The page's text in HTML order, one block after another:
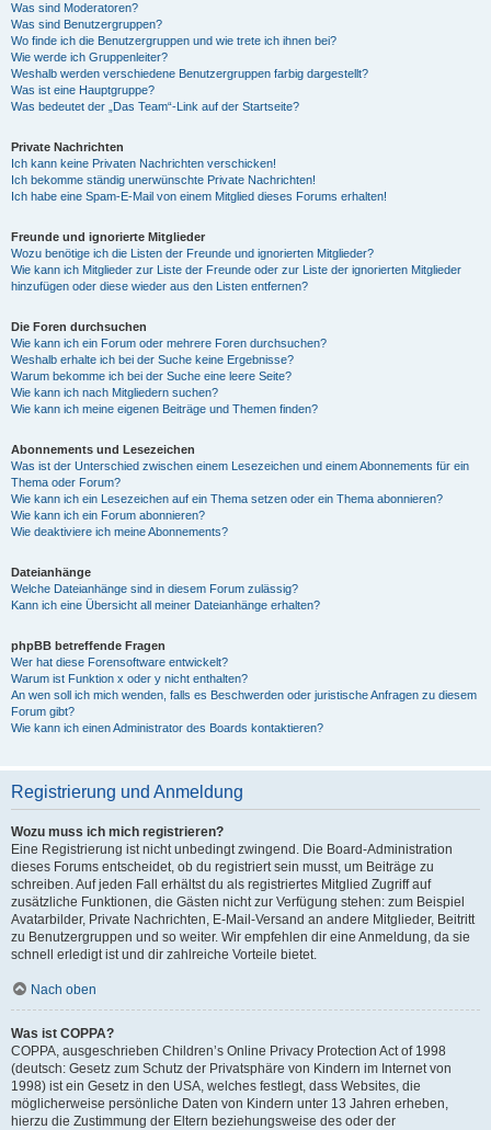
Was sind Moderatoren?
Was sind Benutzergruppen?
Wo finde ich die Benutzergruppen und wie trete ich ihnen bei?
Wie werde ich Gruppenleiter?
Weshalb werden verschiedene Benutzergruppen farbig dargestellt?
Was ist eine Hauptgruppe?
Was bedeutet der „Das Team“-Link auf der Startseite?
Private Nachrichten
Ich kann keine Privaten Nachrichten verschicken!
Ich bekomme ständig unerwünschte Private Nachrichten!
Ich habe eine Spam-E-Mail von einem Mitglied dieses Forums erhalten!
Freunde und ignorierte Mitglieder
Wozu benötige ich die Listen der Freunde und ignorierten Mitglieder?
Wie kann ich Mitglieder zur Liste der Freunde oder zur Liste der ignorierten Mitglieder
hinzufügen oder diese wieder aus den Listen entfernen?
Die Foren durchsuchen
Wie kann ich ein Forum oder mehrere Foren durchsuchen?
Weshalb erhalte ich bei der Suche keine Ergebnisse?
Warum bekomme ich bei der Suche eine leere Seite?
Wie kann ich nach Mitgliedern suchen?
Wie kann ich meine eigenen Beiträge und Themen finden?
Abonnements und Lesezeichen
Was ist der Unterschied zwischen einem Lesezeichen und einem Abonnements für ein
Thema oder Forum?
Wie kann ich ein Lesezeichen auf ein Thema setzen oder ein Thema abonnieren?
Wie kann ich ein Forum abonnieren?
Wie deaktiviere ich meine Abonnements?
Dateianhänge
Welche Dateianhänge sind in diesem Forum zulässig?
Kann ich eine Übersicht all meiner Dateianhänge erhalten?
phpBB betreffende Fragen
Wer hat diese Forensoftware entwickelt?
Warum ist Funktion x oder y nicht enthalten?
An wen soll ich mich wenden, falls es Beschwerden oder juristische Anfragen zu diesem
Forum gibt?
Wie kann ich einen Administrator des Boards kontaktieren?
Registrierung und Anmeldung
Wozu muss ich mich registrieren?
Eine Registrierung ist nicht unbedingt zwingend. Die Board-Administration
dieses Forums entscheidet, ob du registriert sein musst, um Beiträge zu
schreiben. Auf jeden Fall erhältst du als registriertes Mitglied Zugriff auf
zusätzliche Funktionen, die Gästen nicht zur Verfügung stehen: zum Beispiel
Avatarbilder, Private Nachrichten, E-Mail-Versand an andere Mitglieder, Beitritt
zu Benutzergruppen und so weiter. Wir empfehlen dir eine Anmeldung, da sie
schnell erledigt ist und dir zahlreiche Vorteile bietet.
Nach oben
Was ist COPPA?
COPPA, ausgeschrieben Children’s Online Privacy Protection Act of 1998
(deutsch: Gesetz zum Schutz der Privatsphäre von Kindern im Internet von
1998) ist ein Gesetz in den USA, welches festlegt, dass Websites, die
möglicherweise persönliche Daten von Kindern unter 13 Jahren erheben,
hierzu die Zustimmung der Eltern beziehungsweise des oder der